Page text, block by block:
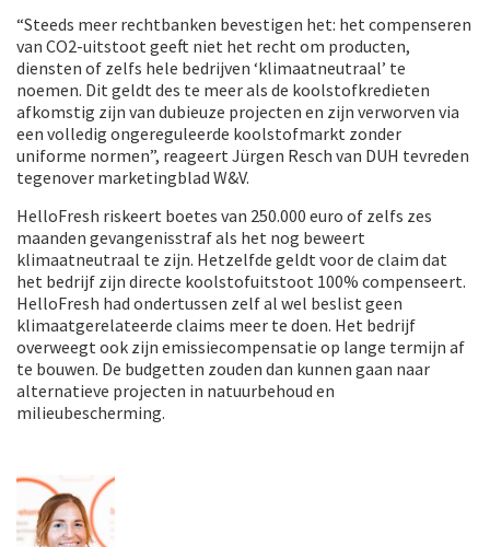
“Steeds meer rechtbanken bevestigen het: het compenseren
van CO2-uitstoot geeft niet het recht om producten,
diensten of zelfs hele bedrijven ‘klimaatneutraal’ te
noemen. Dit geldt des te meer als de koolstofkredieten
afkomstig zijn van dubieuze projecten en zijn verworven via
een volledig ongereguleerde koolstofmarkt zonder
uniforme normen”, reageert Jürgen Resch van DUH tevreden
tegenover marketingblad W&V.
HelloFresh riskeert boetes van 250.000 euro of zelfs zes
maanden gevangenisstraf als het nog beweert
klimaatneutraal te zijn. Hetzelfde geldt voor de claim dat
het bedrijf zijn directe koolstofuitstoot 100% compenseert.
HelloFresh had ondertussen zelf al wel beslist geen
klimaatgerelateerde claims meer te doen. Het bedrijf
overweegt ook zijn emissiecompensatie op lange termijn af
te bouwen. De budgetten zouden dan kunnen gaan naar
alternatieve projecten in natuurbehoud en
milieubescherming.